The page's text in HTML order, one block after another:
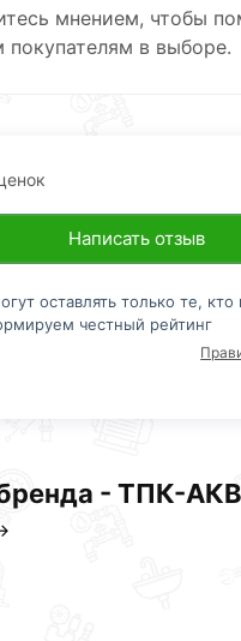
мнением, чтобы
покупателям в выборе.
Написать отзыв
оставлять только те, кто
честный рейтинг
- ТПК-